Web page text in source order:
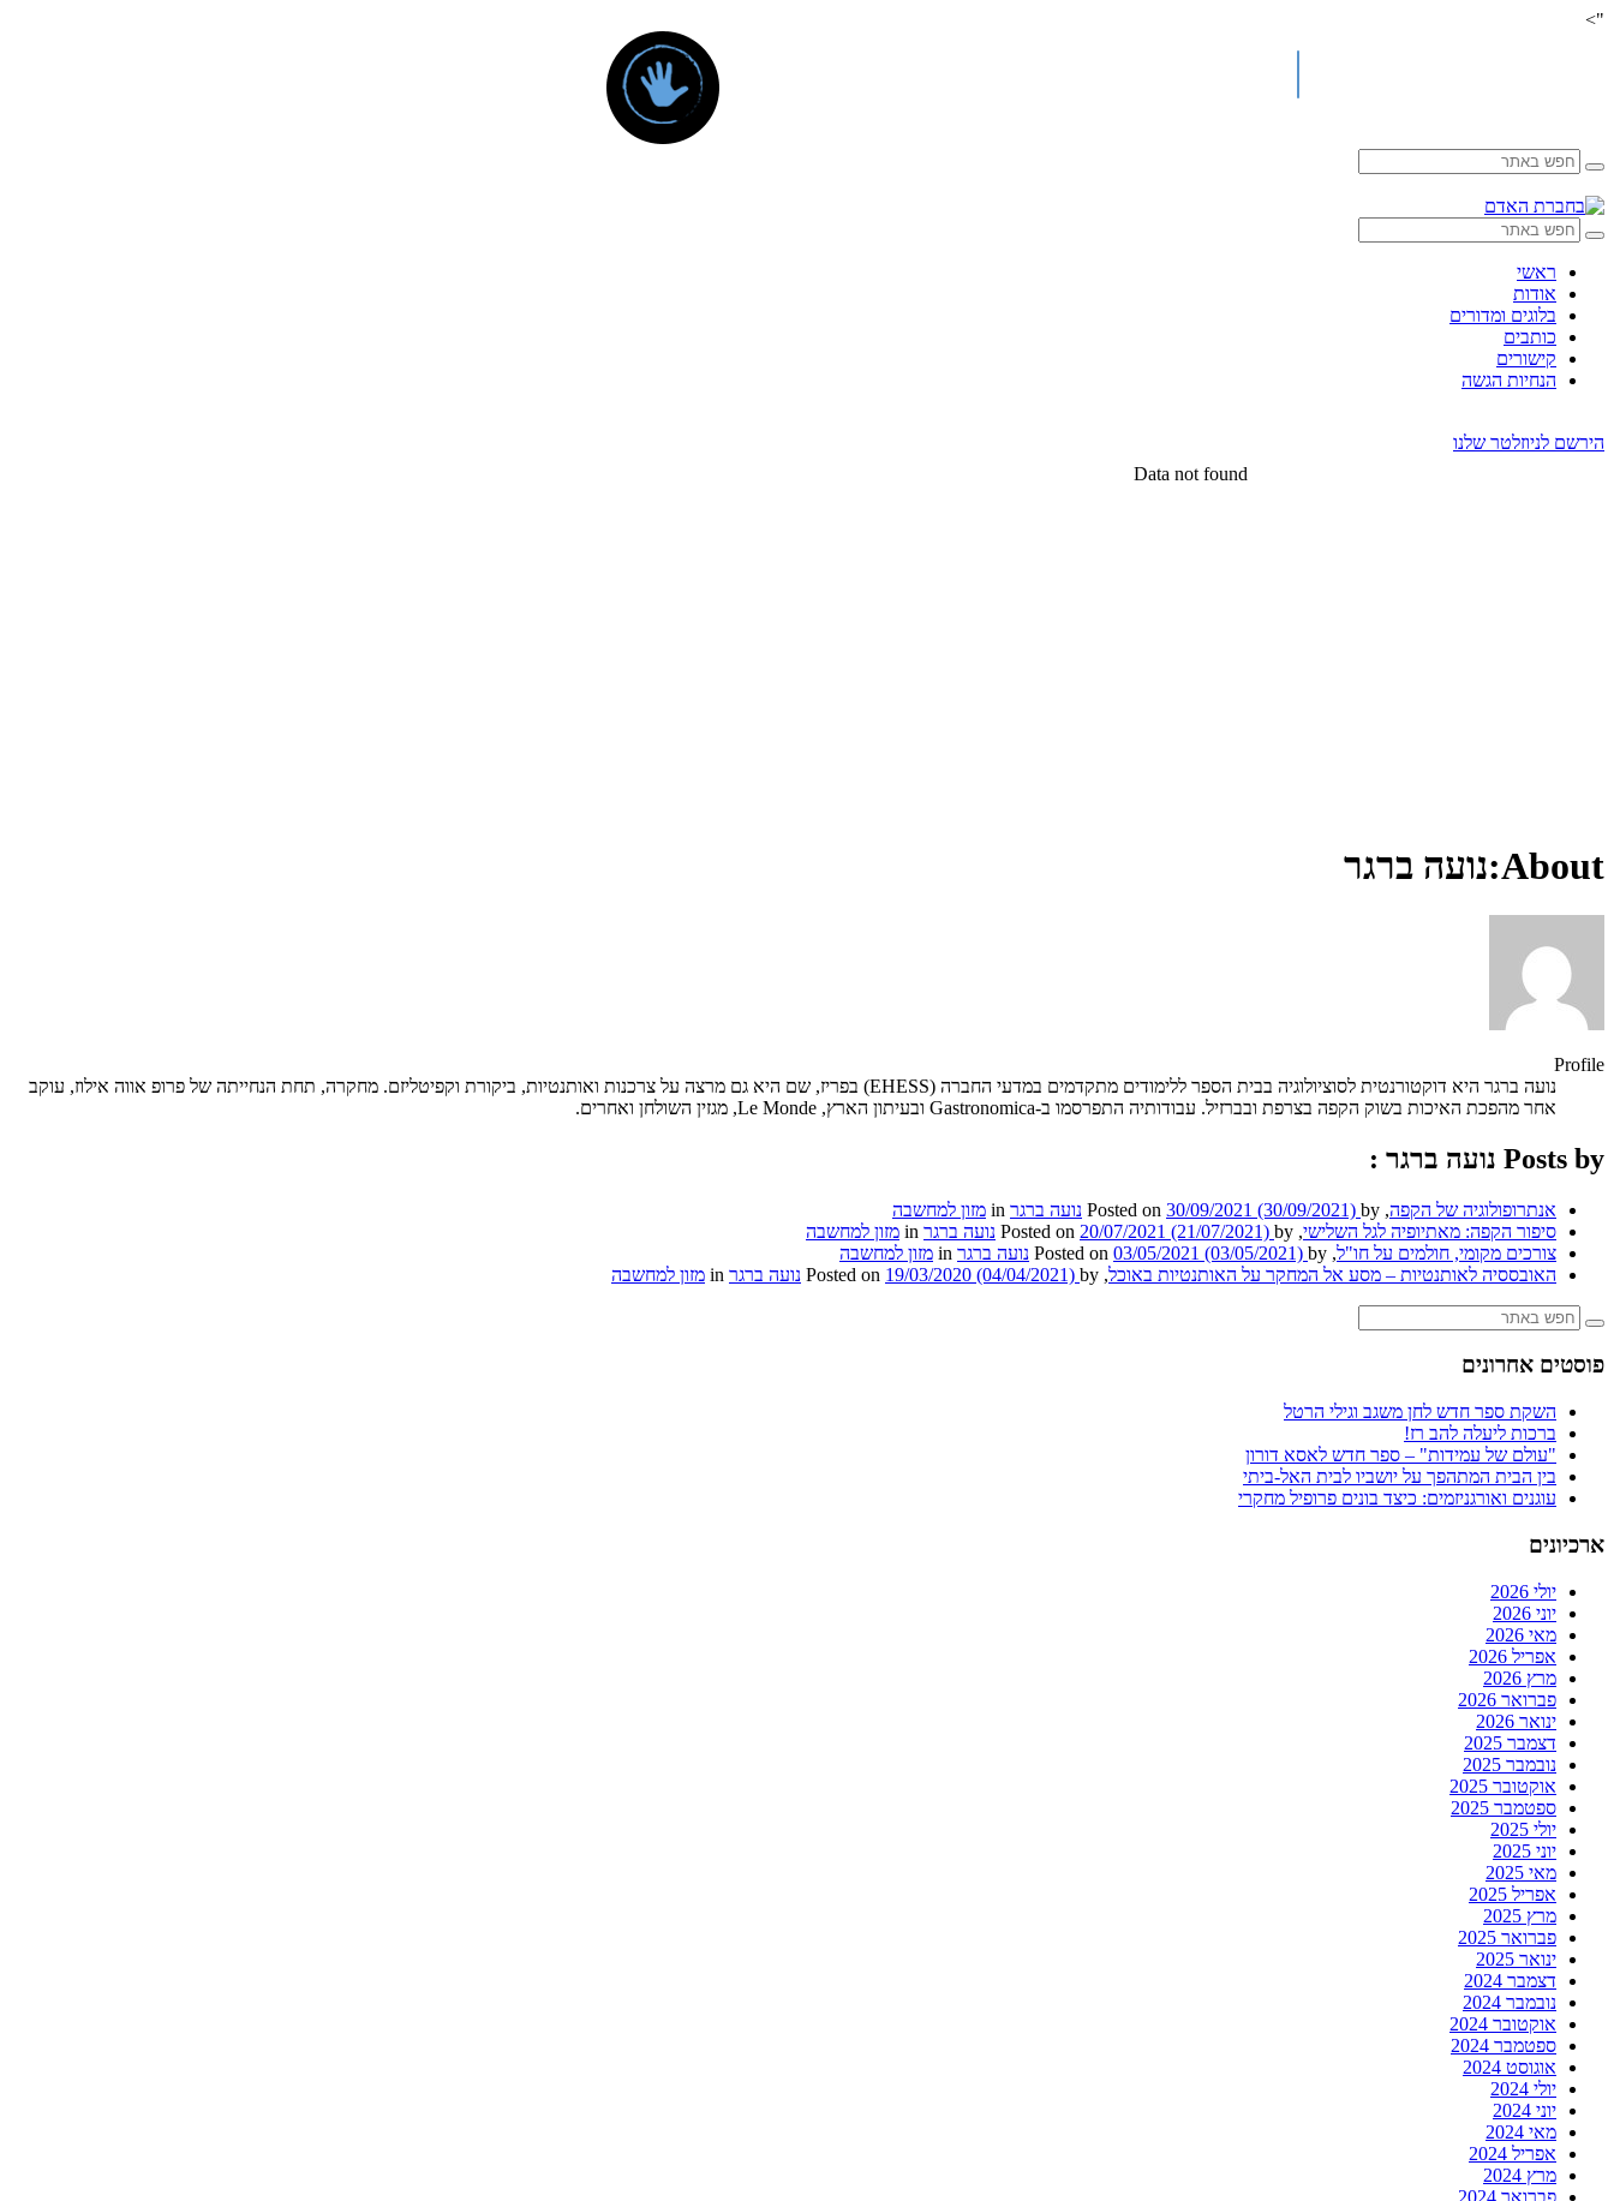
">
Skip
contentראשי
אודות
בלוגים ומדורים
כותבים
קישורים
הנחיות הגשה
הירשם לניוזלטר שלנו
About:נועה ברגר
Profile
נועה ברגר היא דוקטורנטית לסוציולוגיה בבית הספר ללימודים מתקדמים במדעי החברה (EHESS) בפריז, שם היא גם מרצה על צרכנות ואותנטיות, ביקורת וקפיטליזם. מחקרה, תחת הנחייתה של פרופ אווה אילוז, עוקב
אחר מהפכת האיכות בשוק הקפה בצרפת ובברזיל. עבודותיה התפרסמו ב-Gastronomica ובעיתון הארץ, Le Monde, מגזין השולחן ואחרים.
Posts by נועה ברגר :
אנתרופולוגיה של הקפה,
Posted on 30/09/2021 (30/09/2021) by נועה ברגר
מזון למחשבה
סיפור הקפה: מאתיופיה לגל השלישי,
Posted on 20/07/2021 (21/07/2021) by נועה ברגר
מזון למחשבה
צורכים מקומי, חולמים על חו"ל,
Posted on 03/05/2021 (03/05/2021) by נועה ברגר
מזון למחשבה
האובססיה לאותנטיות – מסע אל המחקר על האותנטיות באוכל,
Posted on 19/03/2020 (04/04/2021) by נועה ברגר מזון למחשבה
פוסטים אחרונים
השקת ספר חדש לחן משגב וגילי הרטל
ברכות ליעלה להב רז!
"עולם של עמידות" – ספר חדש לאסא דורון
בין הבית המתהפך על יושביו לבית האל-ביתי
עוגנים ואורגניזמים: כיצד בונים פרופיל מחקרי
ארכיונים
יולי 2026
יוני 2026
מאי 2026
אפריל 2026
מרץ 2026
פברואר 2026
ינואר 2026
דצמבר 2025
נובמבר 2025
אוקטובר 2025
ספטמבר 2025
יולי 2025
יוני 2025
מאי 2025
אפריל 2025
מרץ 2025
פברואר 2025
ינואר 2025
דצמבר 2024
נובמבר 2024
אוקטובר 2024
ספטמבר 2024
אוגוסט 2024
יולי 2024
יוני 2024
מאי 2024
אפריל 2024
מרץ 2024
פברואר 2024